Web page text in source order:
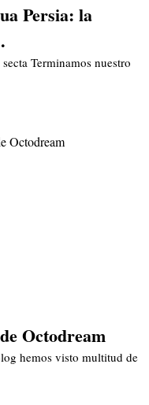
Persia: la
Terminamos nuestro
Octodream
hemos visto multitud de